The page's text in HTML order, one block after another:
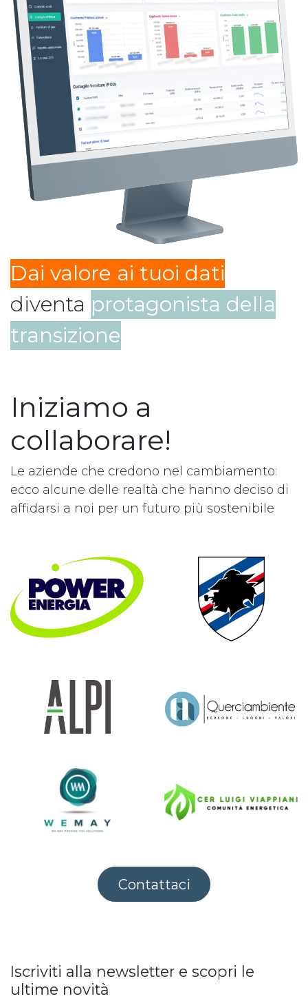
Dai valore ai tuoi dati
diventa protagonista della
transizione
Iniziamo a
collaborare!
Le aziende che credono nel cambiamento:
ecco alcune delle realtà che hanno deciso di
affidarsi a noi per un futuro più sostenibile
Contattaci
Iscriviti alla newsletter e scopri le
ultime novità